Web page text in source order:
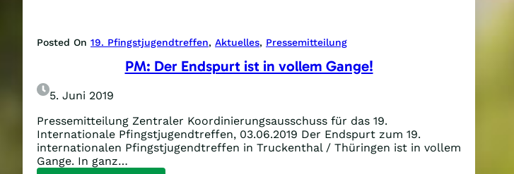
Posted On 19. Pfingstjugendtreffen, Aktuelles, Pressemitteilung
PM: Der Endspurt ist in vollem Gange!
5. Juni 2019
Pressemitteilung Zentraler Koordinierungsausschuss für das 19.
Internationale Pfingstjugendtreffen, 03.06.2019 Der Endspurt zum 19.
internationalen Pfingstjugendtreffen in Truckenthal / Thüringen ist in vollem
Gange. In ganz…